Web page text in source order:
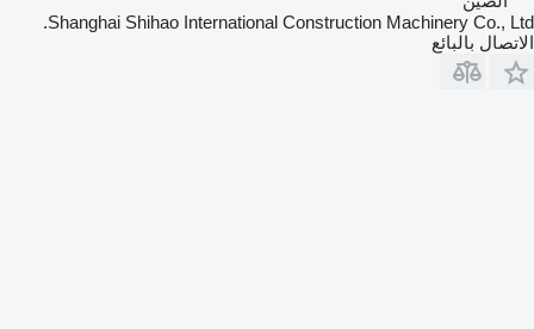
Shanghai Shihao International Construction Machinery Co., Ltd.
الاتصال بالبائع